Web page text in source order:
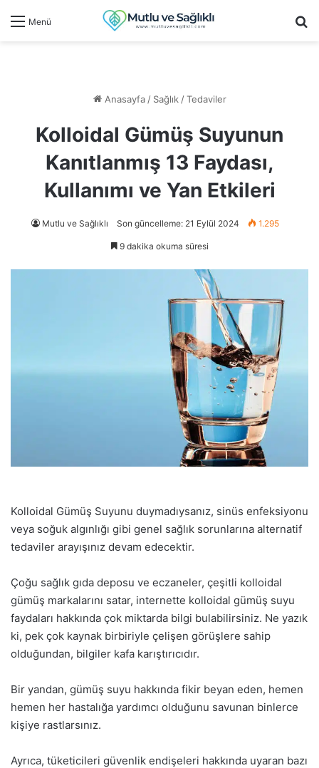
Menü
Anasayfa / Sağlık / Tedaviler
Kolloidal Gümüş Suyunun
Kanıtlanmış 13 Faydası,
Kullanımı ve Yan Etkileri
Mutlu ve Sağlıklı Son güncelleme: 21 Eylül 2024 1.295
9 dakika okuma süresi
Kolloidal Gümüş Suyunu duymadıysanız, sinüs enfeksiyonu
veya soğuk algınlığı gibi genel sağlık sorunlarına alternatif
tedaviler arayışınız devam edecektir.
Çoğu sağlık gıda deposu ve eczaneler, çeşitli kolloidal
gümüş markalarını satar, internette kolloidal gümüş suyu
faydaları hakkında çok miktarda bilgi bulabilirsiniz. Ne yazık
ki, pek çok kaynak birbiriyle çelişen görüşlere sahip
olduğundan, bilgiler kafa karıştırıcıdır.
Bir yandan, gümüş suyu hakkında fikir beyan eden, hemen
hemen her hastalığa yardımcı olduğunu savunan binlerce
kişiye rastlarsınız.
Ayrıca, tüketicileri güvenlik endişeleri hakkında uyaran bazı